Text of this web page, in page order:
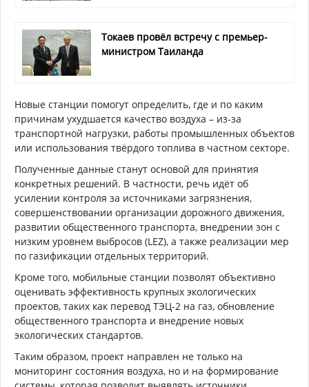
Токаев провёл встречу с премьер-
министром Таиланда
Новые станции помогут определить, где и по каким
причинам ухудшается качество воздуха – из-за
транспортной нагрузки, работы промышленных объектов
или использования твёрдого топлива в частном секторе.
Полученные данные станут основой для принятия
конкретных решений. В частности, речь идёт об
усилении контроля за источниками загрязнения,
совершенствовании организации дорожного движения,
развитии общественного транспорта, внедрении зон с
низким уровнем выбросов (LEZ), а также реализации мер
по газификации отдельных территорий.
Кроме того, мобильные станции позволят объективно
оценивать эффективность крупных экологических
проектов, таких как перевод ТЭЦ-2 на газ, обновление
общественного транспорта и внедрение новых
экологических стандартов.
Таким образом, проект направлен не только на
мониторинг состояния воздуха, но и на формирование